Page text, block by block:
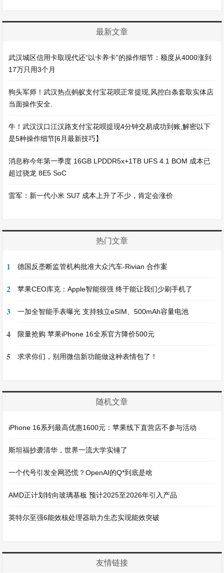
最新文章
武汉城区信用卡取现代还“以卡养卡”的操作细节：额度从4000涨到
17万只用3个月
狗头军师！武汉热点蚂蚁支付宝花呗正常提现,风控白条套取实体店
当面操作安全.
牛！武汉汉口江汉路支付宝花呗提现4分钟交易成功到账,解密以下
是5种操作细节[6月最新技巧】
消息称今年第一季度 16GB LPDDR5x+1TB UFS 4.1 BOM 成本已
超过骁龙 8E5 SoC
雷军：新一代小米 SU7 成本上升了不少，肯定会涨价
热门文章
1 德国反垄断监管机构批准大众汽车-Rivian 合作案
2 苹果CEO库克：Apple智能很强 终于能让我们少刷手机了
3 一加全智能手表曝光 支持独立eSIM、500mAh容量电池
4 限量抢购 苹果iPhone 16全系官方降价500元
5 求求你们，别用微信新功能做这种表情包了！
随机文章
iPhone 16系列最高优惠1600元：苹果线下直营店不参与活动
斯坦福抄袭清华，世界一流大学实锤了
一个代号引发全网恐慌？OpenAI的Q*到底是啥
AMD正计划转向玻璃基板 预计2025至2026年引入产品
英特尔至强6能效核处理器助力生态实现能效突破
友情链接